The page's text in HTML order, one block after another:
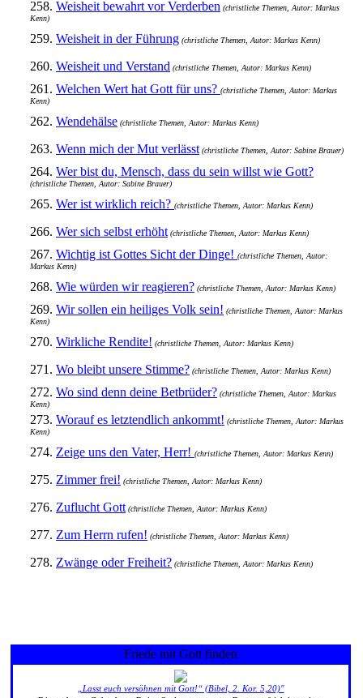
258. Weisheit bewahrt vor Verderben (christliche Themen, Autor: Markus
Kenn)
259. Weisheit in der Führung (christliche Themen, Autor: Markus Kenn)
260. Weisheit und Verstand (christliche Themen, Autor: Markus Kenn)
261. Welchen Wert hat Gott für uns? (christliche Themen, Autor: Markus
Kenn)
262. Wendehälse (christliche Themen, Autor: Markus Kenn)
263. Wenn mich der Mut verlässt (christliche Themen, Autor: Sabine Brauer)
264. Wer bist du, Mensch, dass du sein willst wie Gott?
(christliche Themen, Autor: Sabine Brauer)
265. Wer ist wirklich reich? (christliche Themen, Autor: Markus Kenn)
266. Wer sich selbst erhöht (christliche Themen, Autor: Markus Kenn)
267. Wichtig ist Gottes Sicht der Dinge! (christliche Themen, Autor:
Markus Kenn)
268. Wie würden wir reagieren? (christliche Themen, Autor: Markus Kenn)
269. Wir sollen ein heiliges Volk sein! (christliche Themen, Autor: Markus
Kenn)
270. Wirkliche Rendite! (christliche Themen, Autor: Markus Kenn)
271. Wo bleibt unsere Stimme? (christliche Themen, Autor: Markus Kenn)
272. Wo sind denn deine Betbrüder? (christliche Themen, Autor: Markus
Kenn)
273. Worauf es letztendlich ankommt! (christliche Themen, Autor: Markus
Kenn)
274. Zeige uns den Vater, Herr! (christliche Themen, Autor: Markus Kenn)
275. Zimmer frei! (christliche Themen, Autor: Markus Kenn)
276. Zuflucht Gott (christliche Themen, Autor: Markus Kenn)
277. Zum Herrn rufen! (christliche Themen, Autor: Markus Kenn)
278. Zwänge oder Freiheit? (christliche Themen, Autor: Markus Kenn)
Friede mit Gott finden
„Lasst euch versöhnen mit Gott!“ (Bibel, 2. Kor. 5,20)"